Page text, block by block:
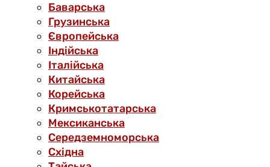
Баварська
Грузинська
Європейська
Індійська
Італійська
Китайська
Корейська
Кримськотатарська
Мексиканська
Середземноморська
Східна